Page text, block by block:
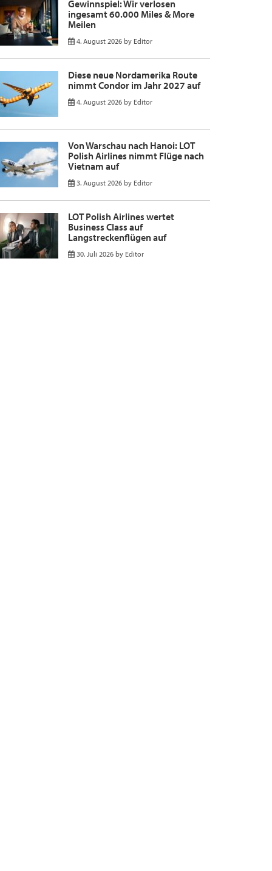
Gewinnspiel: Wir verlosen
ingesamt 60.000 Miles & More
Meilen
4. August 2026 by Editor
Diese neue Nordamerika Route
nimmt Condor im Jahr 2027 auf
4. August 2026 by Editor
Von Warschau nach Hanoi: LOT
Polish Airlines nimmt Flüge nach
Vietnam auf
3. August 2026 by Editor
LOT Polish Airlines wertet
Business Class auf
Langstreckenflügen auf
30. Juli 2026 by Editor